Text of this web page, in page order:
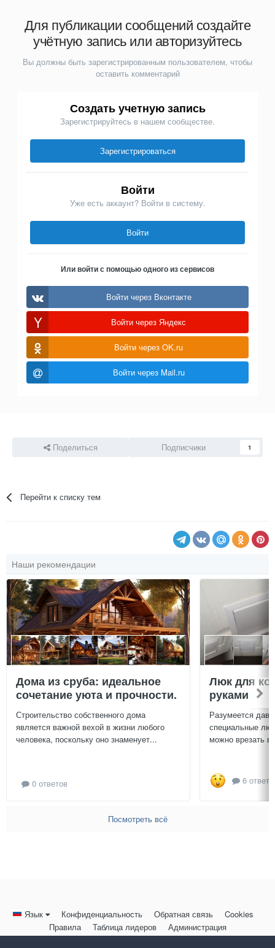
Для публикации сообщений создайте
учётную запись или авторизуйтесь
Вы должны быть зарегистрированным пользователем, чтобы
оставить комментарий
Создать учетную запись
Зарегистрируйтесь в нашем сообществе.
Зарегистрироваться
Войти
Уже есть аккаунт? Войти в систему.
Войти
Или войти с помощью одного из сервисов
Войти через Вконтакте
Войти через Яндекс
Войти через OK.ru
Войти через Mail.ru
Поделиться Подписчики 1
Перейти к списку тем
Наши рекомендации
Дома из сруба: идеальное
сочетание уюта и прочности.
Строительство собственного дома
является важной вехой в жизни любого
человека, поскольку оно знаменует...
0 ответов
Люк для
руками
Разумеется
специальные
можно врезать
6
Посмотреть всё
Язык Конфиденциальность Обратная связь
Cookies
Правила
Таблица лидеров Администрация